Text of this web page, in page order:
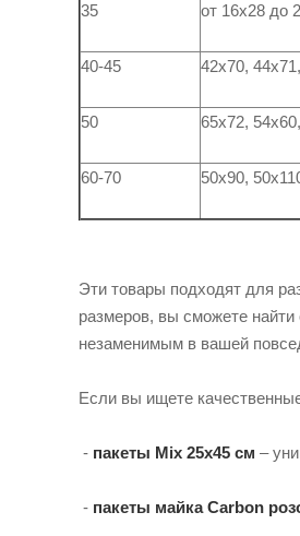
35 от 16х28 до
40-45 42х70,
50 65х72,
60-70 50х90,
Эти товары подходят для
размеров, вы сможете
незаменимым в вашей
Если вы ищете
- пакеты Mix 25х45 см –
- пакеты майка Carbon